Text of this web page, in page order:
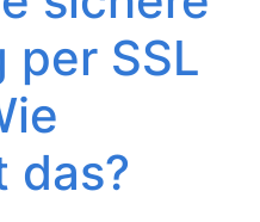
per SSL
das?